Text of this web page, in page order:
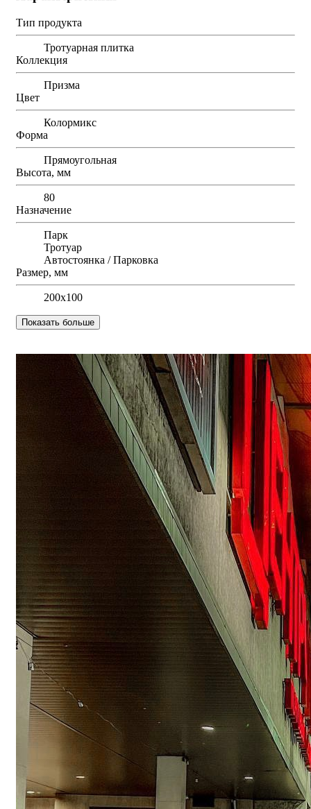
Тип продукта
Тротуарная плитка
Коллекция
Призма
Цвет
Колормикс
Форма
Прямоугольная
Высота, мм
80
Назначение
Парк
Тротуар
Автостоянка / Парковка
Размер, мм
200х100
Показать больше